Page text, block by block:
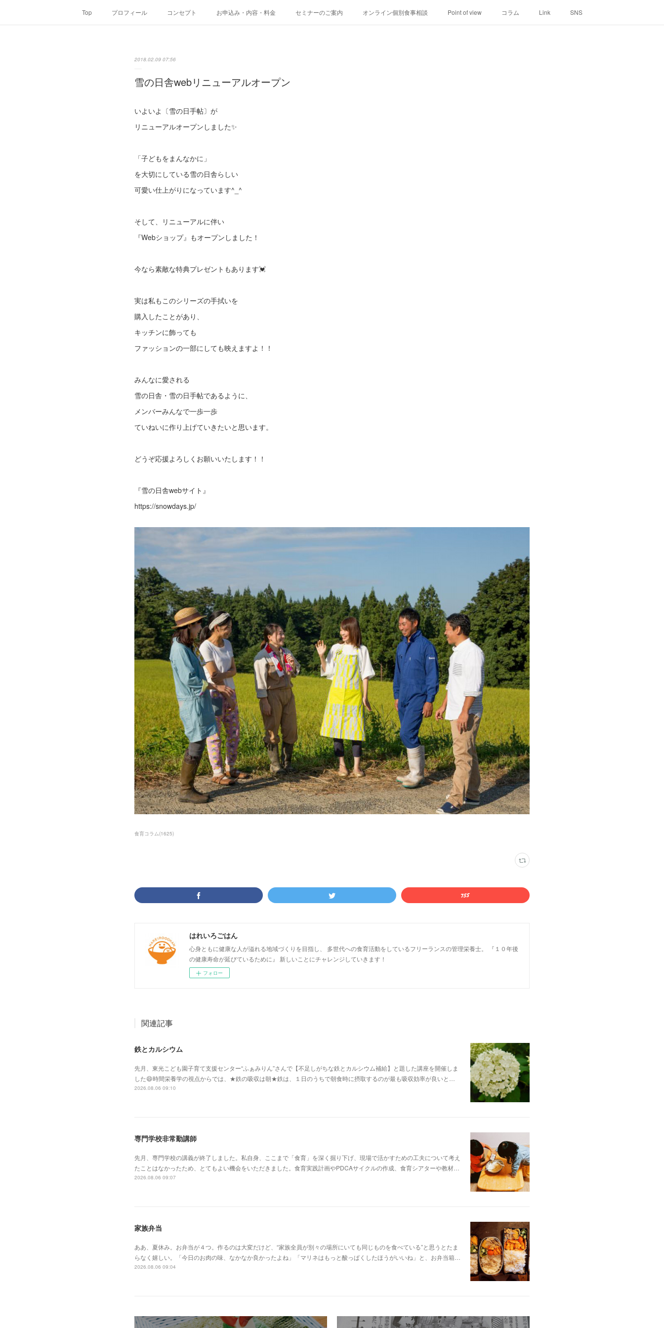
Top プロフィール コンセプト お申込み・内容・料金 セミナーのご案内 オンライン個別食事相談 Point of view コラム Link SNS
2018.02.09 07:56
雪の日舎webリニューアルオープン
いよいよ〔雪の日手帖〕が
リニューアルオープンしました✨
「子どもをまんなかに」
を大切にしている雪の日舎らしい
可愛い仕上がりになっています^_^
そして、リニューアルに伴い
『Webショップ』もオープンしました！
今なら素敵な特典プレゼントもあります💓
実は私もこのシリーズの手拭いを
購入したことがあり、
キッチンに飾っても
ファッションの一部にしても映えますよ！！
みんなに愛される
雪の日舎・雪の日手帖であるように、
メンバーみんなで一歩一歩
ていねいに作り上げていきたいと思います。
どうぞ応援よろしくお願いいたします！！
『雪の日舎webサイト』
https://snowdays.jp/
食育コラム(1625)
はれいろごはん
心身ともに健康な人が溢れる地域づくりを目指し、 多世代への食育活動をしているフリーランスの管理栄養士。 『１０年後
の健康寿命が延びているために』 新しいことにチャレンジしていきます！
フォロー
関連記事
鉄とカルシウム
先月、東光こども園子育て支援センター“ふぁみりん”さんで【不足しがちな鉄とカルシウム補給】と題した講座を開催しま
した😄時間栄養学の視点からでは、★鉄の吸収は朝★​鉄は、１日のうちで朝食時に摂取するのが最も吸収効率が良いと…
2026.08.06 09:10
専門学校非常勤講師
先月、専門学校の講義が終了しました。私自身、ここまで「食育」を深く掘り下げ、現場で活かすための工夫について考え
たことはなかったため、とてもよい機会をいただきました。食育実践計画やPDCAサイクルの作成、食育シアターや教材…
2026.08.06 09:07
家族弁当
ああ、夏休み。お弁当が４つ。作るのは大変だけど、“家族全員が別々の場所にいても同じものを食べている”と思うとたま
らなく嬉しい。「今日のお肉の味、なかなか良かったよね」「マリネはもっと酸っぱくしたほうがいいね」と、お弁当箱…
2026.08.06 09:04